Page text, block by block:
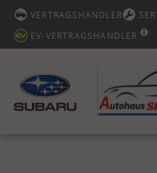
VERTRAGSHÄNDLER
EV-VERTRAGSHÄNDLER